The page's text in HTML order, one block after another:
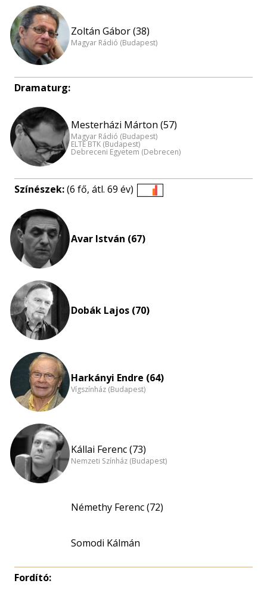
Zoltán Gábor (38)
Magyar Rádió (Budapest)
Dramaturg:
Mesterházi Márton (57)
Magyar Rádió (Budapest)
ELTE BTK (Budapest)
Debreceni Egyetem (Debrecen)
Színészek:(6 fő, átl. 69 év)
Avar István (67)
Dobák Lajos (70)
Harkányi Endre (64)
Vígszínház (Budapest)
Kállai Ferenc (73)
Nemzeti Színház (Budapest)
Némethy Ferenc (72)
Somodi Kálmán
Fordító: